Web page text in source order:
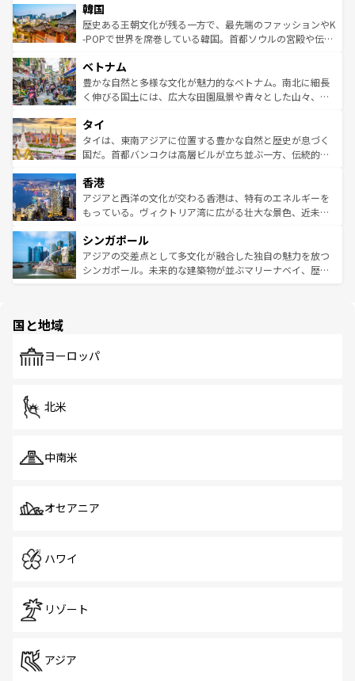
ワイを、存分に味わってほしい。 なお、新着のハワイ情報
はコンテンツ一覧を参照してほしい。
いる。アクティビティも充実しており、サーフィンやダイ
ビング、ハイキングなど、アウトドア好きにはたまらな
い。オーストラリアの多彩な魅力を存分に味わいつくそ
参照してほしい。
ン）、静ひつな山岳地帯である台湾東部など、都市の喧騒
と山間の静けさが共存しており、訪れる人に新しい発見と
驚きをもたらしてくれる。また、奥深い台湾の食文化も魅
容にもいいと評判のスイーツなど、バラエティ豊かな料理
が味わえる。 なお、新着の台湾情報は コンテンツ一覧を参
照してほしい。
韓国
歴史ある王朝文化が残る一方で、最先端のファッションやK
-POPで世界を席巻している韓国。首都ソウルの宮殿や伝統
き、地方に足を延ばせば四季折々の自然美を楽しむことが
できる。そして、キムチや焼肉、絶品のストリートフード
まで、さまざまな韓国料理が待っている。夜には、韓国な
リティに包まれながら、韓国の多彩な魅力を心ゆくまで味
わってみてほしい。 なお、新着の韓国情報はコンテンツ一
覧を参照してほしい。
ベトナム
豊かな自然と多様な文化が魅力的なベトナム。南北に細長
く伸びる国土には、広大な田園風景や青々とした山々、世
急速な発展と共に伝統が息づく。ハノイの古い町並みやホ
ーチミン市のフランス統治時代の建物も、独特の雰囲気を
醸し出している。また、バラエティの豊かさとおいしさで
とつ。フォーやバインミー、ベトナムコーヒーなどは、ぜ
ひ現地で味わいたい。どの地域を訪れてもあたたかい人々
が旅行者を迎えてくれるので、きっと忘れられない旅にな
参照してほしい。
タイ
タイは、東南アジアに位置する豊かな自然と歴史が息づく
国だ。首都バンコクは高層ビルが立ち並ぶ一方、伝統的な
の活気が交差している。北部ではチェンマイなどの山岳地
帯で自然と触れ合い、南部ではプーケットやクラビの美し
いビーチでリゾート気分を楽しむことができる。タイ料理
激する。気候は一年中温暖で、どの季節にも異なる楽しみ
が待っている。親しみやすいタイの人々、仏教を中心とし
た文化、そして多様な観光資源が、訪れる旅人を魅了し続
香港
アジアと西洋の文化が交わる香港は、特有のエネルギーを
もっている。ヴィクトリア湾に広がる壮大な景色、近未来
み、どこを訪れても感動するはず。観光スポットが密集し
ており、効率よく見どころを回れるのも魅力。息をのむよ
うな絶景から文化的な体験まで、香港を存分に楽しみ尽く
シンガポール
アジアの交差点として多文化が融合した独自の魅力を放つ
シンガポール。未来的な建築物が並ぶマリーナベイ、歴史
で、ホーカーズは地元の風情を楽しめる外せないスポット
国と地域
ヨーロッパ
北米
中南米
オセアニア
ハワイ
リゾート
アジア